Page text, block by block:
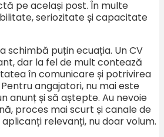
pe același post. În multe
seriozitate și capacitate
schimbă puțin ecuația. Un CV
dar la fel de mult contează
în comunicare și potrivirea
angajatori, nu mai este
anunț și să aștepte. Au nevoie
proces mai scurt și canale de
relevanți, nu doar volum.